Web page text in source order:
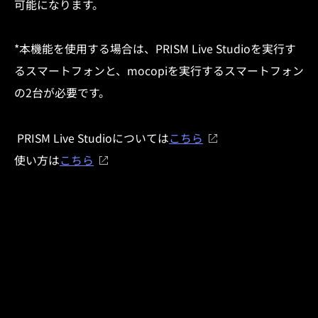
可能になります。
*本機能を使用する場合は、 PRISM Live Studioを実行す
るスマートフォンと、 mocopiを実行するスマートフォン
の2台が必要です。
PRISM Live Studioについてはこちら
使い方はこちら